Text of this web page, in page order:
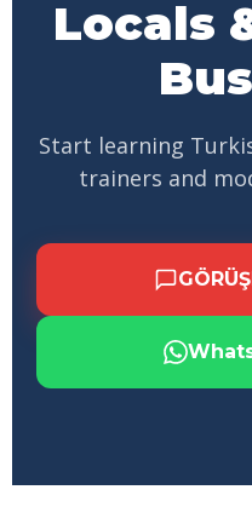
Locals
Start learning
trainers and